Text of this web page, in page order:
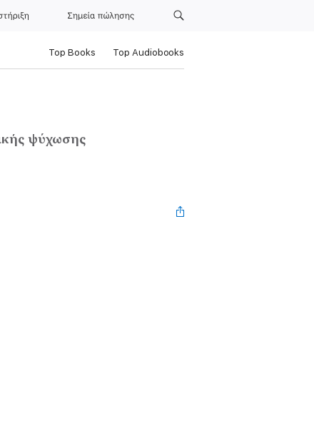
Σημεία πώλησης
Top Books Top Audiobooks
ψύχωσης